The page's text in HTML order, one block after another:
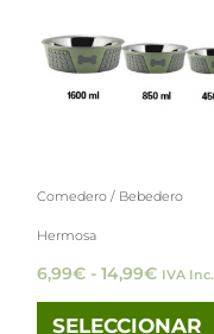
Comedero / Bebedero
Hermosa
6,99€ - 14,99€
hasta
14,99€
IVA Inc.
SELECCIONAR